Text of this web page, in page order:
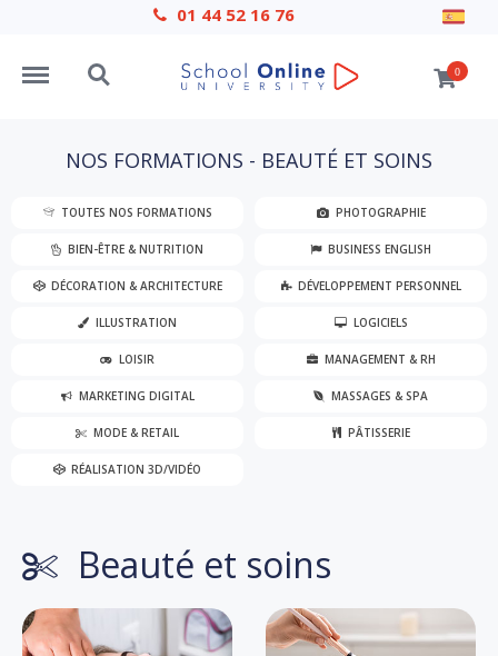
01 44 52 16 76
Menu Search 0
NOS FORMATIONS - BEAUTÉ ET SOINS
TOUTES NOS FORMATIONS PHOTOGRAPHIE
BIEN-ÊTRE & NUTRITION BUSINESS ENGLISH
DÉCORATION & ARCHITECTURE DÉVELOPPEMENT PERSONNEL
ILLUSTRATION LOGICIELS
LOISIR MANAGEMENT & RH
MARKETING DIGITAL MASSAGES & SPA
MODE & RETAIL PÂTISSERIE
RÉALISATION 3D/VIDÉO
Beauté et soins